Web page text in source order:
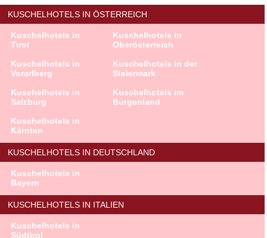
KUSCHELHOTELS IN ÖSTERREICH
Kuschelhotels in
Tirol
Kuschelhotels in
Oberösterreich
Kuschelhotels in
Vorarlberg
Kuschelhotels in der
Steiermark
Kuschelhotels in
Salzburg
Kuschelhotels im
Burgenland
Kuschelhotels in
Kärnten
KUSCHELHOTELS IN DEUTSCHLAND
Kuschelhotels in
Bayern
KUSCHELHOTELS IN ITALIEN
Kuschelhotels in
Südtirol